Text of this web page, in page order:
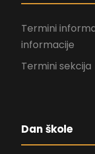
Termini
informacije
Termini sekcija
Dan škole